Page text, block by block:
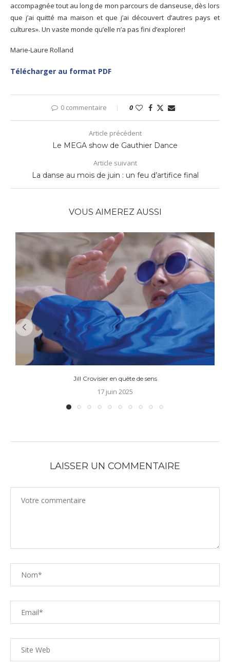
accompagnée tout au long de mon parcours de danseuse, dès lors
que j’ai quitté ma maison et que j’ai découvert d’autres pays et
cultures». Un vaste monde qu’elle n’a pas fini d’explorer!
Marie-Laure Rolland
Télécharger au format PDF
0 commentaire 0
Article précédent
Le MEGA show de Gauthier Dance
Article suivant
La danse au mois de juin : un feu d’artifice final
VOUS AIMEREZ AUSSI
Jill Crovisier en quête de sens
17 juin 2025
LAISSER UN COMMENTAIRE